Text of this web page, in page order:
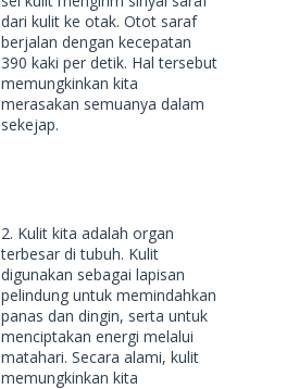
dari kulit ke otak. Otot saraf
berjalan dengan kecepatan
390 kaki per detik. Hal tersebut
memungkinkan kita
merasakan semuanya dalam
sekejap.
2. Kulit kita adalah organ
terbesar di tubuh. Kulit
digunakan sebagai lapisan
pelindung untuk memindahkan
panas dan dingin, serta untuk
menciptakan energi melalui
matahari. Secara alami, kulit
memungkinkan kita